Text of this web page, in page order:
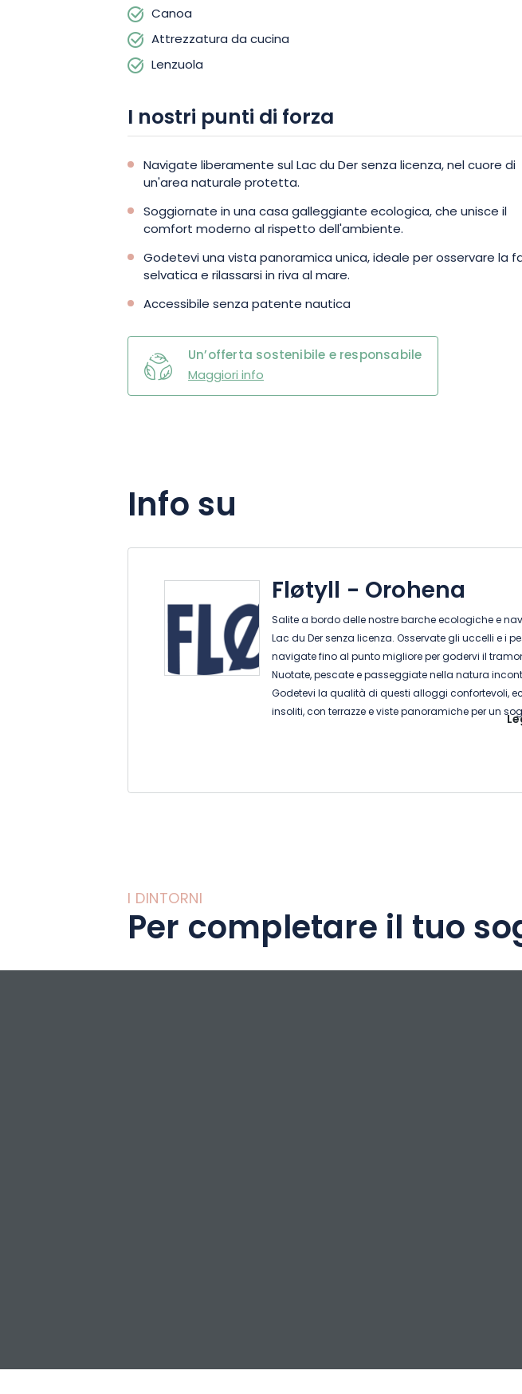
Canoa
Attrezzatura da cucina
Lenzuola
I nostri punti di forza
Navigate liberamente sul Lac du Der senza licenza, nel cuore di
un'area naturale protetta.
Soggiornate in una casa galleggiante ecologica, che unisce il
comfort moderno al rispetto dell'ambiente.
Godetevi una vista panoramica unica, ideale per osservare la
selvatica e rilassarsi in riva al mare.
Accessibile senza patente nautica
Un’offerta sostenibile e responsabile
Maggiori info
Info su
Fløtyll - Orohena
Salite a bordo delle nostre barche ecologiche e
Lac du Der senza licenza. Osservate gli uccelli e i
navigate fino al punto migliore per godervi il
Nuotate, pescate e passeggiate nella natura
Godetevi la qualità di questi alloggi confortevoli,
insoliti, con terrazze e viste panoramiche per un
indimenticabile. Le nostre case galleggianti,
I DINTORNI
Per completare il tuo